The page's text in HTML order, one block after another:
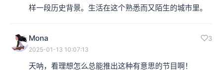
样一段历史背景。生活在这个熟悉而又陌生的城市里。
Mona 3
2025-01-13 10:07:13
天呐，看理想怎么总能推出这种有意思的节目啊！